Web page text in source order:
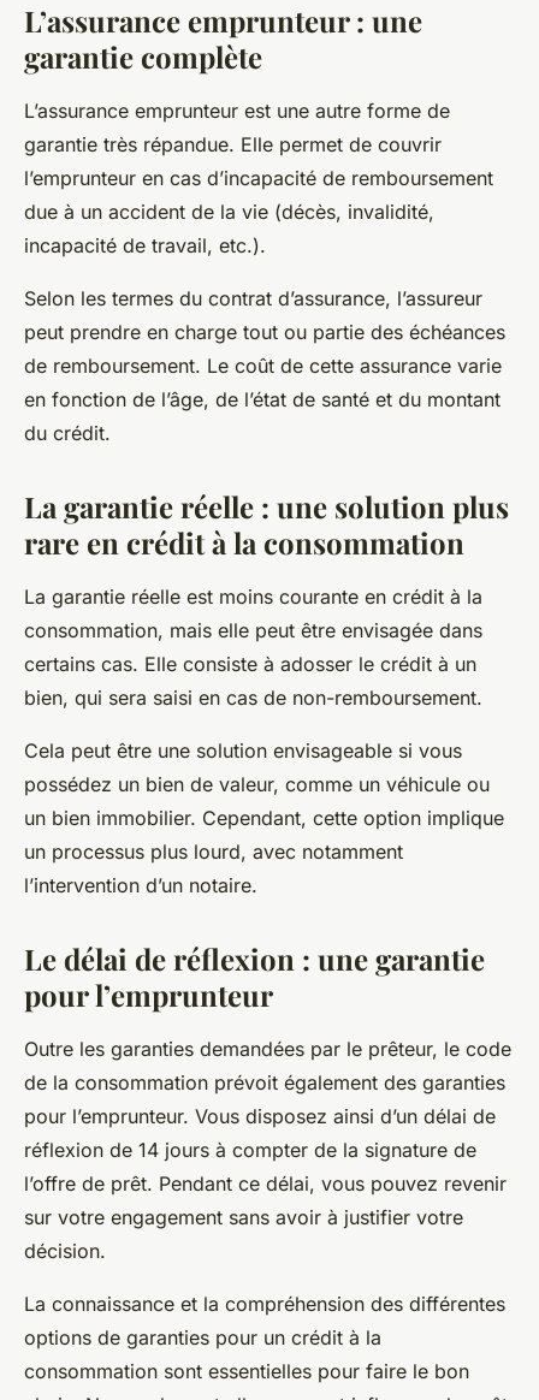
L’assurance emprunteur : une
garantie complète
L’assurance emprunteur est une autre forme de
garantie très répandue. Elle permet de couvrir
l’emprunteur en cas d’incapacité de remboursement
due à un accident de la vie (décès, invalidité,
incapacité de travail, etc.).
Selon les termes du contrat d’assurance, l’assureur
peut prendre en charge tout ou partie des échéances
de remboursement. Le coût de cette assurance varie
en fonction de l’âge, de l’état de santé et du montant
du crédit.
La garantie réelle : une solution plus
rare en crédit à la consommation
La garantie réelle est moins courante en crédit à la
consommation, mais elle peut être envisagée dans
certains cas. Elle consiste à adosser le crédit à un
bien, qui sera saisi en cas de non-remboursement.
Cela peut être une solution envisageable si vous
possédez un bien de valeur, comme un véhicule ou
un bien immobilier. Cependant, cette option implique
un processus plus lourd, avec notamment
l’intervention d’un notaire.
Le délai de réflexion : une garantie
pour l’emprunteur
Outre les garanties demandées par le prêteur, le code
de la consommation prévoit également des garanties
pour l’emprunteur. Vous disposez ainsi d’un délai de
réflexion de 14 jours à compter de la signature de
l’offre de prêt. Pendant ce délai, vous pouvez revenir
sur votre engagement sans avoir à justifier votre
décision.
La connaissance et la compréhension des différentes
options de garanties pour un crédit à la
consommation sont essentielles pour faire le bon